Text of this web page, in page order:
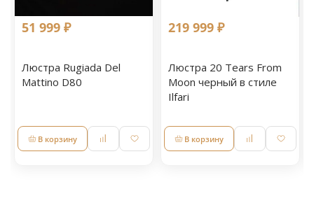
51 999 ₽
Люстра Rugiada Del
Mattino D80
В корзину
219 999 ₽
Люстра 20 Tears From
Moon черный в стиле
Ilfari
В корзину